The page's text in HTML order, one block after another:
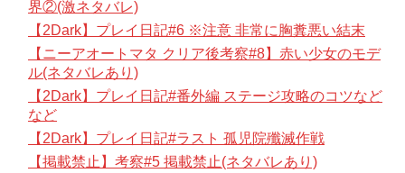
界②(激ネタバレ)
【2Dark】プレイ日記#6 ※注意 非常に胸糞悪い結末
【ニーアオートマタ クリア後考察#8】赤い少女のモデ
ル(ネタバレあり)
【2Dark】プレイ日記#番外編 ステージ攻略のコツなど
など
【2Dark】プレイ日記#ラスト 孤児院殲滅作戦
【掲載禁止】考察#5 掲載禁止(ネタバレあり)